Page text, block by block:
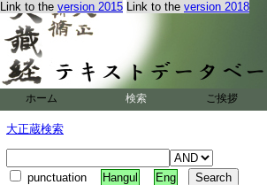
Link to the version 2015 Link to the version 2018
ホーム 検索 ご挨拶
大正蔵検索
punctuation Hangul Eng